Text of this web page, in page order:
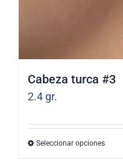
Cabeza turca #3
2.4 gr.
Seleccionar opcionesEste